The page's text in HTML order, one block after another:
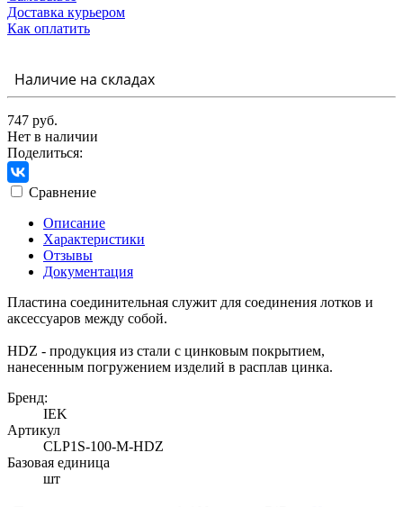
Доставка курьером
Как оплатить
Наличие на складах
747 руб.
Нет в наличии
Поделиться:
Сравнение
Описание
Характеристики
Отзывы
Документация
Пластина соединительная служит для соединения лотков и
аксессуаров между собой.
HDZ - продукция из стали с цинковым покрытием,
нанесенным погружением изделий в расплав цинка.
Бренд:
IEK
Артикул
CLP1S-100-M-HDZ
Базовая единица
шт